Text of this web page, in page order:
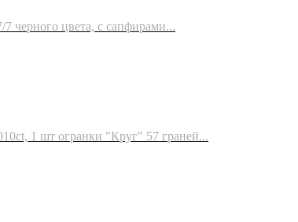
черного цвета, с сапфирами...
1 шт огранки "Круг" 57 граней...